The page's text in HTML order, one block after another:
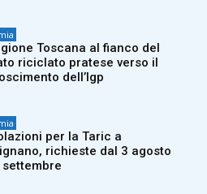
Toscana al fianco del
riciclato pratese verso il
dell’Igp
per la Taric a
richieste dal 3 agosto
settembre